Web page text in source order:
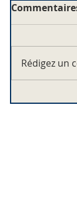
Rédigez un